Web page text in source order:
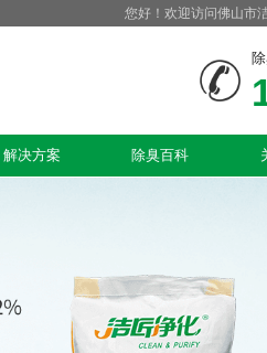
您好！欢迎访问佛山市
解决方案 除臭百科